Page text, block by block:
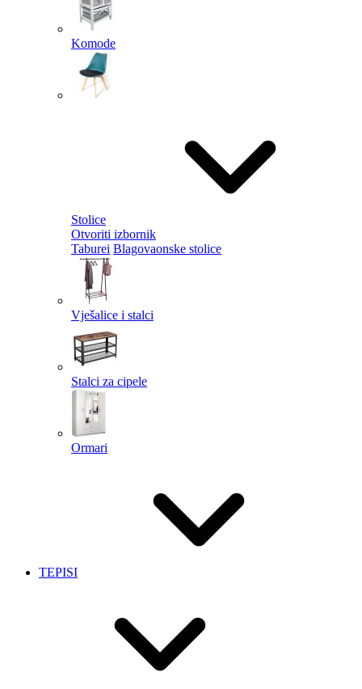
Komode
Stolice
Otvoriti izbornik
Taburei Blagovaonske stolice
Vješalice i stalci
Stalci za cipele
Ormari
TEPISI